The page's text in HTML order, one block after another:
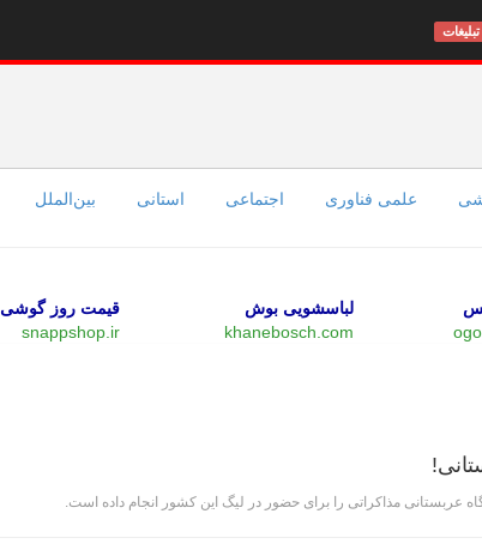
تبلیغات
علمی فناوری اجتماعی استانی بین‌الملل
لباسشویی بوش
khanebosch.com
قیمت روز گوشی
snappshop.ir
عربستانی مذاکراتی را برای حضور در لیگ این کشور انجام داده است.